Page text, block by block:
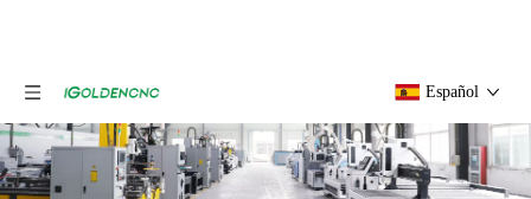
Español